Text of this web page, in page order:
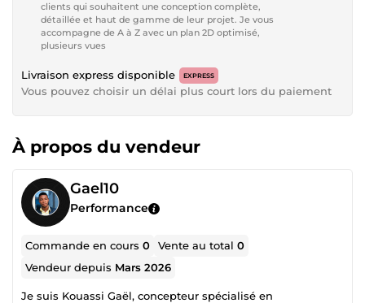
clients qui souhaitent une conception complète,
détaillée et haut de gamme de leur projet. Je vous
accompagne de A à Z avec un plan 2D optimisé,
plusieurs vues
Livraison express disponible EXPRESS
Vous pouvez choisir un délai plus court lors du paiement
À propos du vendeur
Gael10
Performance
Commande en cours0 Vente au total0
Vendeur depuis Mars 2026
Je suis Kouassi Gaël, concepteur spécialisé en